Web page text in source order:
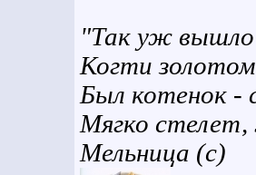
"Так уж вышло
Когти
Был котенок -
Мягко
Мельница (с)